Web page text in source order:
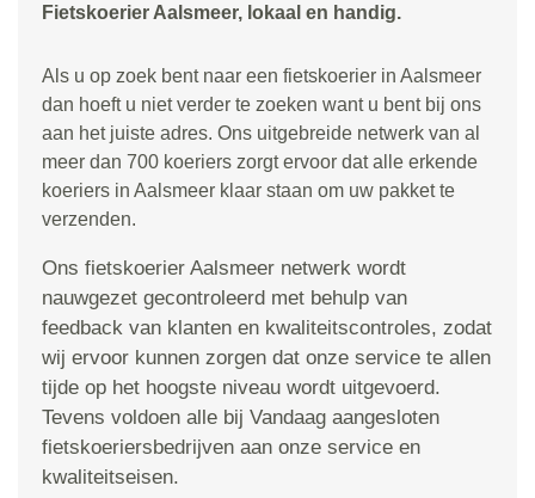
Fietskoerier Aalsmeer, lokaal en handig.
Als u op zoek bent naar een fietskoerier in Aalsmeer
dan hoeft u niet verder te zoeken want u bent bij ons
aan het juiste adres. Ons uitgebreide netwerk van al
meer dan 700 koeriers zorgt ervoor dat alle erkende
koeriers in Aalsmeer klaar staan om uw pakket te
verzenden.
Ons fietskoerier Aalsmeer netwerk wordt
nauwgezet gecontroleerd met behulp van
feedback van klanten en kwaliteitscontroles, zodat
wij ervoor kunnen zorgen dat onze service te allen
tijde op het hoogste niveau wordt uitgevoerd.
Tevens voldoen alle bij Vandaag aangesloten
fietskoeriersbedrijven aan onze service en
kwaliteitseisen.